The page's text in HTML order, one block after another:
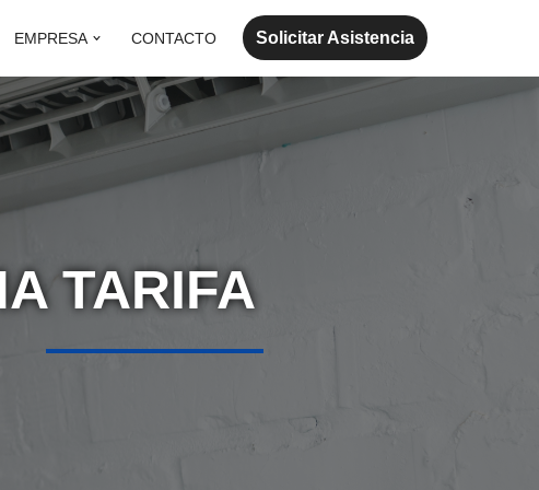
EMPRESA CONTACTO Solicitar Asistencia
TARIFA